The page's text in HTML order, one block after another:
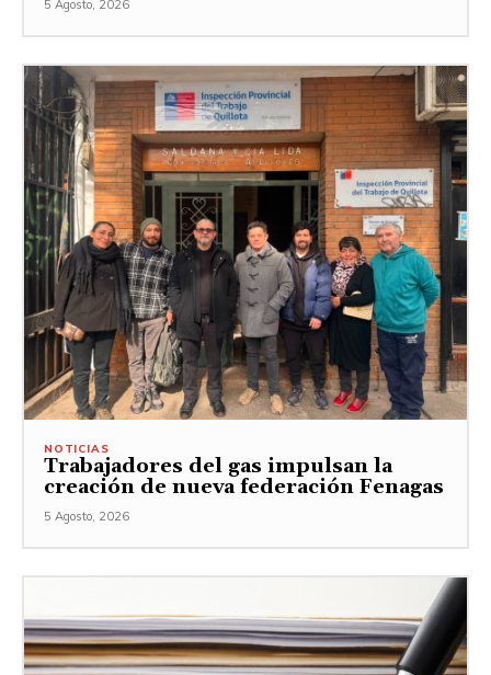
5 Agosto, 2026
NOTICIAS
Trabajadores del gas impulsan la
creación de nueva federación Fenagas
5 Agosto, 2026